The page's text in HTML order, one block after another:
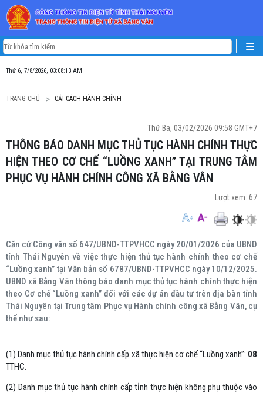
Thứ 6, 7/8/2026, 03:08:13 AM
TRANG CHỦ CẢI CÁCH HÀNH CHÍNH
Thứ Ba, 03/02/2026 09:58 GMT+7
THÔNG BÁO DANH MỤC THỦ TỤC HÀNH CHÍNH THỰC
HIỆN THEO CƠ CHẾ “LUỒNG XANH” TẠI TRUNG TÂM
PHỤC VỤ HÀNH CHÍNH CÔNG XÃ BẰNG VÂN
Lượt xem: 67
Căn cứ Công văn số 647/UBND-TTPVHCC ngày 20/01/2026 của UBND
tỉnh Thái Nguyên về việc thực hiện thủ tục hành chính theo cơ chế
“Luồng xanh” tại Văn bản số 6787/UBND-TTPVHCC ngày 10/12/2025.
UBND xã Bằng Vân thông báo danh mục thủ tục hành chính thực hiện
theo Cơ chế “Luồng xanh” đối với các dự án đầu tư trên địa bàn tỉnh
Thái Nguyên tại Trung tâm Phục vụ Hành chính công xã Bằng Vân, cụ
thể như sau:
(1) Danh mục thủ tục hành chính cấp xã thực hiện cơ chế “Luồng xanh”: 08
TTHC.
(2) Danh mục thủ tục hành chính cấp tỉnh thực hiện không phụ thuộc vào